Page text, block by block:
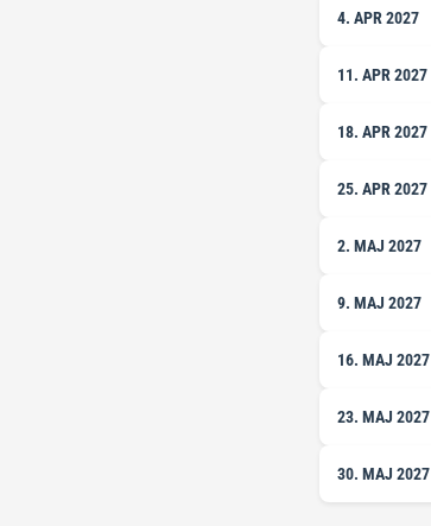
4. APR 2027
11. APR 2027
18. APR 2027
25. APR 2027
2. MAJ 2027
9. MAJ 2027
16. MAJ 2027
23. MAJ 2027
30. MAJ 2027